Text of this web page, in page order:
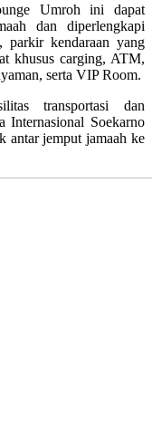
Umroh ini dapat
dan diperlengkapi
parkir kendaraan yang
khusus carging, ATM,
serta VIP Room.
transportasi dan
Internasional Soekarno
antar jemput jamaah ke